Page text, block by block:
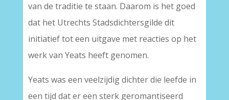
van de traditie te staan. Daarom is het goed
dat het Utrechts Stadsdichtersgilde dit
initiatief tot een uitgave met reacties op het
werk van Yeats heeft genomen.
Yeats was een veelzijdig dichter die leefde in
een tijd dat er een sterk geromantiseerd